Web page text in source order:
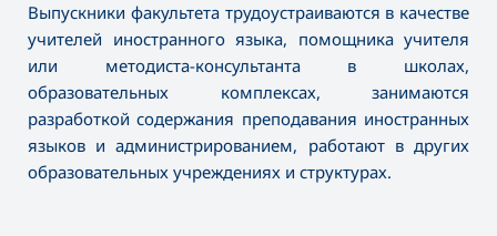
Выпускники факультета трудоустраиваются в качестве
учителей иностранного языка, помощника учителя
или методиста-консультанта в школах,
образовательных комплексах, занимаются
разработкой содержания преподавания иностранных
языков и администрированием, работают в других
образовательных учреждениях и структурах.